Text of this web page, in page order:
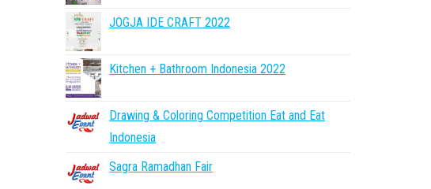
JOGJA IDE CRAFT 2022
Kitchen + Bathroom Indonesia 2022
Drawing & Coloring Competition Eat and Eat
Indonesia
Sagra Ramadhan Fair